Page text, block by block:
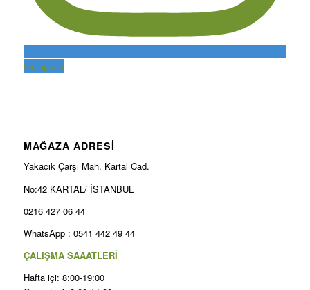
Instagram
MAĞAZA ADRESİ
Yakacık Çarşı Mah. Kartal Cad.
No:42 KARTAL/ İSTANBUL
0216 427 06 44
WhatsApp : 0541 442 49 44
ÇALIŞMA SAAATLERİ
Hafta içi: 8:00-19:00